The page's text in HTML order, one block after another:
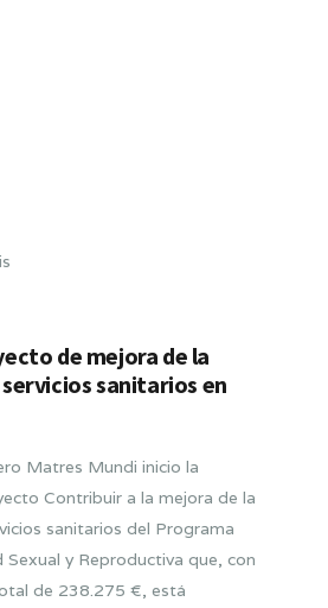
de mejora de la
sanitarios en
Matres Mundi inicio la
Contribuir a la mejora de la
sanitarios del Programa
Sexual y Reproductiva que, con
de 238.275 €, está